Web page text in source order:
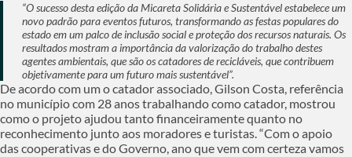
“O sucesso desta edição da Micareta Solidária e Sustentável estabelece um
novo padrão para eventos futuros, transformando as festas populares do
estado em um palco de inclusão social e proteção dos recursos naturais. Os
resultados mostram a importância da valorização do trabalho destes
agentes ambientais, que são os catadores de recicláveis, que contribuem
objetivamente para um futuro mais sustentável”.
De acordo com um o catador associado, Gilson Costa, referência
no município com 28 anos trabalhando como catador, mostrou
como o projeto ajudou tanto financeiramente quanto no
reconhecimento junto aos moradores e turistas. “Com o apoio
das cooperativas e do Governo, ano que vem com certeza vamos